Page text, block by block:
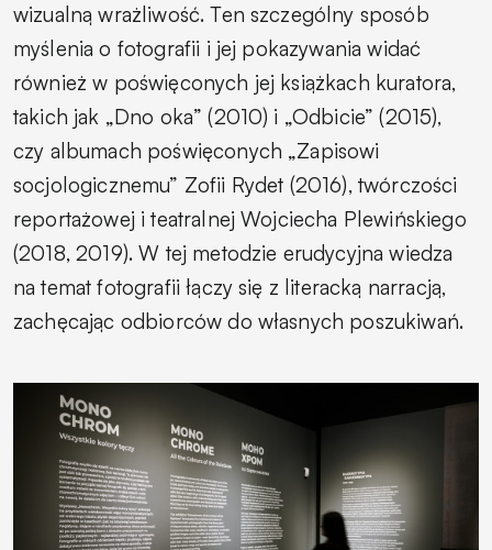
wizualną wrażliwość. Ten szczególny sposób
myślenia o fotografii i jej pokazywania widać
również w poświęconych jej książkach kuratora,
takich jak „Dno oka” (2010) i „Odbicie” (2015),
czy albumach poświęconych „Zapisowi
socjologicznemu” Zofii Rydet (2016), twórczości
reportażowej i teatralnej Wojciecha Plewińskiego
(2018, 2019). W tej metodzie erudycyjna wiedza
na temat fotografii łączy się z literacką narracją,
zachęcając odbiorców do własnych poszukiwań.